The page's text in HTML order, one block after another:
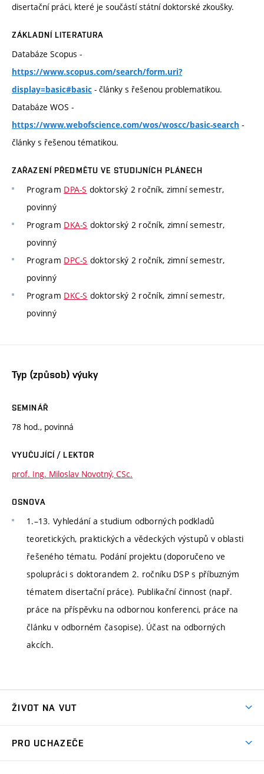
disertační práci, které je součástí státní doktorské zkoušky.
ZÁKLADNÍ LITERATURA
Databáze Scopus -
https://www.scopus.com/search/form.uri?
display=basic#basic - články s řešenou problematikou.
Databáze WOS -
https://www.webofscience.com/wos/woscc/basic-search -
články s řešenou tématikou.
ZAŘAZENÍ PŘEDMĚTU VE STUDIJNÍCH PLÁNECH
Program DPA-S doktorský 2 ročník, zimní semestr,
povinný
Program DKA-S doktorský 2 ročník, zimní semestr,
povinný
Program DPC-S doktorský 2 ročník, zimní semestr,
povinný
Program DKC-S doktorský 2 ročník, zimní semestr,
povinný
Typ (způsob) výuky
SEMINÁŘ
78 hod., povinná
VYUČUJÍCÍ / LEKTOR
prof. Ing. Miloslav Novotný, CSc.
OSNOVA
1.–13. Vyhledání a studium odborných podkladů
teoretických, praktických a vědeckých výstupů v oblasti
řešeného tématu. Podání projektu (doporučeno ve
spolupráci s doktorandem 2. ročníku DSP s příbuzným
tématem disertační práce). Publikační činnost (např.
práce na příspěvku na odbornou konferenci, práce na
článku v odborném časopise). Účast na odborných
akcích.
ŽIVOT NA VUT
PRO UCHAZEČE